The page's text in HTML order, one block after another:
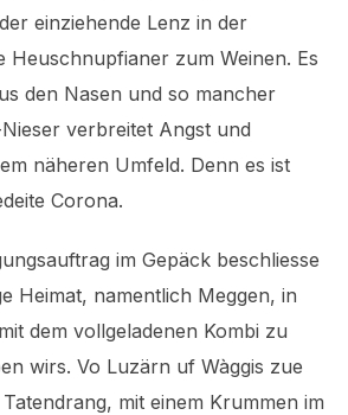
einziehende Lenz in der
Heuschnupfianer zum Weinen. Es
den Nasen und so mancher
verbreitet Angst und
näheren Umfeld. Denn es ist
Corona.
im Gepäck beschliesse
Heimat, namentlich Meggen, in
dem vollgeladenen Kombi zu
wirs. Vo Luzärn uf Wàggis zue
mit einem Krummen im